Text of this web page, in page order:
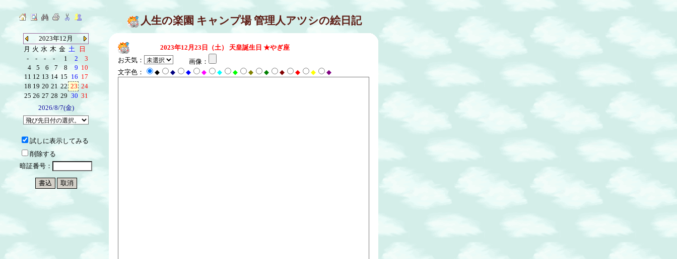
人生の楽園 キャンプ場 管理人アツシの絵日記
2023年12月
月 火 水 木 金 土
日
-
- - - 1 2
3
4
5 6 7 8 9 10
11 12 13 14 15 16 17
18 19 20 21 22 23 24
25 26 27 28 29 30 31
2026/8/7(金)
試しに表示してみる
削除する
暗証番号：
2023年12月23日（土）
天皇誕生日 ★やぎ座
お天気：
画像：
文字色：
◆ ◆ ◆ ◆ ◆ ◆ ◆ ◆ ◆ ◆ ◆ ◆